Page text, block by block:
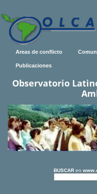
Areas de conflicto
Publicaciones
Observatorio
BUSCAR en